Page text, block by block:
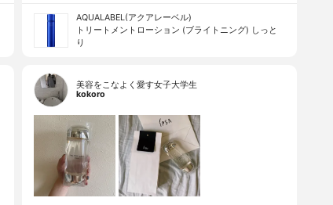
AQUALABEL(アクアレーベル)
トリートメントローション (ブライトニング) しっと
り
美容をこなよく愛す女子大学生
kokoro